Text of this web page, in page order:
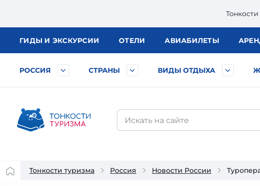
ГИДЫ И ЭКСКУРСИИ ОТЕЛИ АВИАБИЛЕТЫ
РОССИЯ СТРАНЫ ВИДЫ ОТДЫХА
Тонкости туризма Россия Новости России